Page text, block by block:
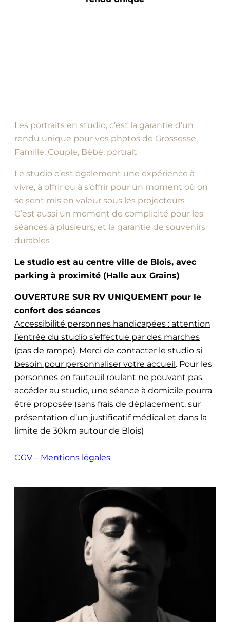
Les portraits en studio, c’est la garantie d’un
rendu unique pour vos photos de Grossesse,
Famille, Couple, Bébé, portrait
Le studio c’est également une expérience à
vivre, à offrir ou à s’offrir pour un moment où on
se sent mis en valeur sous les projecteurs
C’est aussi un moment de complicité pour les
séances à plusieurs, et la garantie de souvenirs
durables
Le studio est au centre ville de Blois, avec
parking à proximité (Halle aux Grains)
OUVERTURE SUR RV UNIQUEMENT pour le
confort des séances
Accessibilité personnes handicapées : attention
l’entrée du studio s’effectue par des marches
(pas de rampe). Merci de contacter le studio si
besoin pour personnaliser votre accueil. Pour les
personnes en fauteuil roulant ne pouvant pas
accéder au studio, une séance à domicile pourra
être proposée (sans frais de déplacement, sur
présentation d’un justificatif médical et dans la
limite de 30km autour de Blois)
CGV – Mentions légales